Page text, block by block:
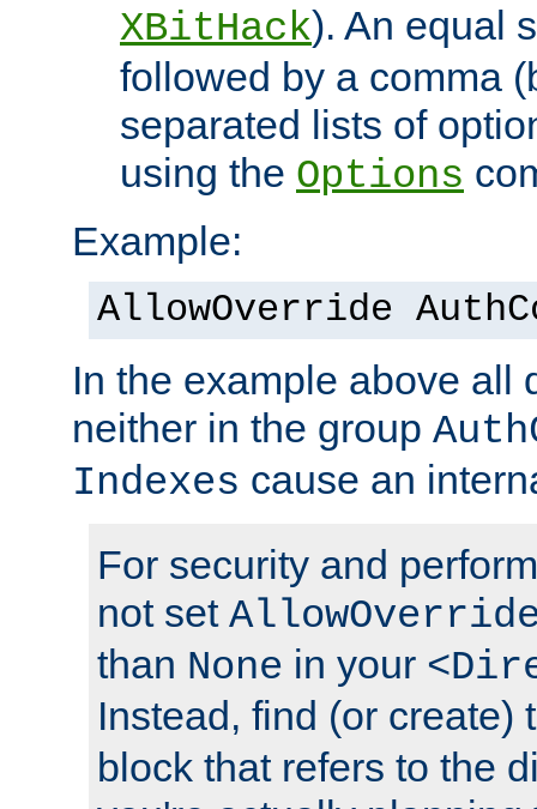
XBitHack). An equal
followed by a comma
separated lists of
using the Options
Example:
AllowOverride
In the example above all
neither in the group
Indexes cause an
For security and
not set
than None in your
Instead, find (or create)
block that refers to the